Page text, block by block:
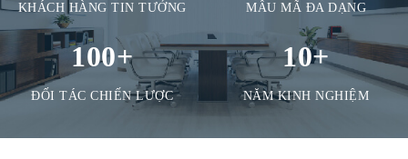
KHÁCH HÀNG TIN TƯỞNG MẪU MÃ ĐA DẠNG
100+
ĐỐI TÁC CHIẾN LƯỢC
10+
NĂM KINH NGHIỆM